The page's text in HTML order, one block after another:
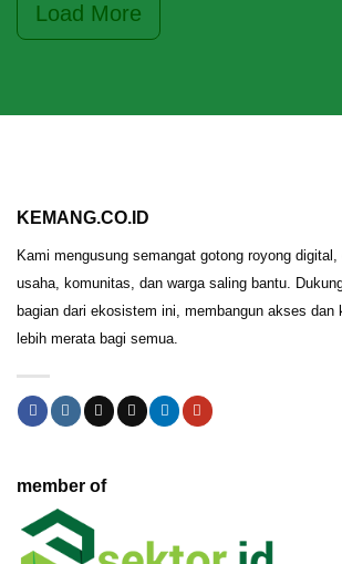
Load More
KEMANG.CO.ID
Kami mengusung semangat gotong royong
usaha, komunitas, dan warga saling bantu.
bagian dari ekosistem ini, membangun akses dan
lebih merata bagi semua.
member of